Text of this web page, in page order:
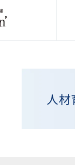
人材